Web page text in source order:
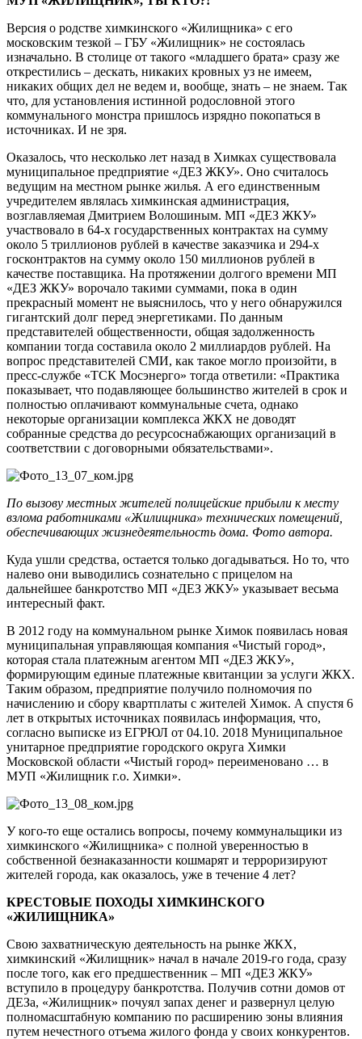
Версия о родстве химкинского «Жилищника» с его
московским тезкой – ГБУ «Жилищник» не состоялась
изначально. В столице от такого «младшего брата» сразу же
открестились – дескать, никаких кровных уз не имеем,
никаких общих дел не ведем и, вообще, знать – не знаем. Так
что, для установления истинной родословной этого
коммунального монстра пришлось изрядно покопаться в
источниках. И не зря.
Оказалось, что несколько лет назад в Химках существовала
муниципальное предприятие «ДЕЗ ЖКУ». Оно считалось
ведущим на местном рынке жилья. А его единственным
учредителем являлась химкинская администрация,
возглавляемая Дмитрием Волошиным. МП «ДЕЗ ЖКУ»
участвовало в 64-х государственных контрактах на сумму
около 5 триллионов рублей в качестве заказчика и 294-х
госконтрактов на сумму около 150 миллионов рублей в
качестве поставщика. На протяжении долгого времени МП
«ДЕЗ ЖКУ» ворочало такими суммами, пока в один
прекрасный момент не выяснилось, что у него обнаружился
гигантский долг перед энергетиками. По данным
представителей общественности, общая задолженность
компании тогда составила около 2 миллиардов рублей. На
вопрос представителей СМИ, как такое могло произойти, в
пресс-службе «ТСК Мосэнерго» тогда ответили: «Практика
показывает, что подавляющее большинство жителей в срок и
полностью оплачивают коммунальные счета, однако
некоторые организации комплекса ЖКХ не доводят
собранные средства до ресурсоснабжающих организаций в
соответствии с договорными обязательствами».
По вызову местных жителей полицейские прибыли к месту
взлома работниками «Жилищника» технических помещений,
обеспечивающих жизнедеятельность дома. Фото автора.
Куда ушли средства, остается только догадываться. Но то, что
налево они выводились сознательно с прицелом на
дальнейшее банкротство МП «ДЕЗ ЖКУ» указывает весьма
интересный факт.
В 2012 году на коммунальном рынке Химок появилась новая
муниципальная управляющая компания «Чистый город»,
которая стала платежным агентом МП «ДЕЗ ЖКУ»,
формирующим единые платежные квитанции за услуги ЖКХ.
Таким образом, предприятие получило полномочия по
начислению и сбору квартплаты с жителей Химок. А спустя 6
лет в открытых источниках появилась информация, что,
согласно выписке из ЕГРЮЛ от 04.10. 2018 Муниципальное
унитарное предприятие городского округа Химки
Московской области «Чистый город» переименовано … в
МУП «Жилищник г.о. Химки».
У кого-то еще остались вопросы, почему коммунальщики из
химкинского «Жилищника» с полной уверенностью в
собственной безнаказанности кошмарят и терроризируют
жителей города, как оказалось, уже в течение 4 лет?
КРЕСТОВЫЕ ПОХОДЫ ХИМКИНСКОГО
«ЖИЛИЩНИКА»
Свою захватническую деятельность на рынке ЖКХ,
химкинский «Жилищник» начал в начале 2019-го года, сразу
после того, как его предшественник – МП «ДЕЗ ЖКУ»
вступило в процедуру банкротства. Получив сотни домов от
ДЕЗа, «Жилищник» почуял запах денег и развернул целую
полномасштабную компанию по расширению зоны влияния
путем нечестного отъема жилого фонда у своих конкурентов.